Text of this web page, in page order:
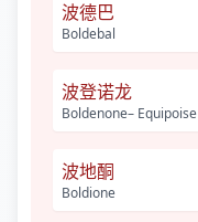
波德巴
Boldebal
波登诺龙
Boldenone– Equipoise
波地酮
Boldione